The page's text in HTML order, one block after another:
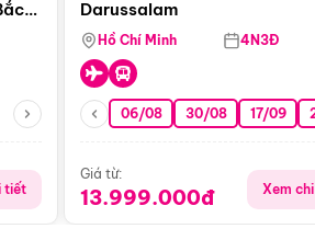
tiết
Darussalam
Hồ Chí Minh 4N3Đ
06/08 30/08 17/09
Giá từ:
13.999.000đ Xem